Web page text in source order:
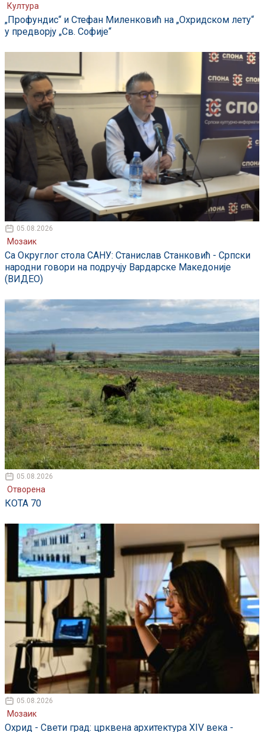
Култура
„Профундис“ и Стефан Миленковић на „Охридском лету“
у предворју „Св. Софије“
05.08.2026
Мозаик
Са Округлог стола САНУ: Станислав Станковић - Српски
народни говори на подручју Вардарске Македоније
(ВИДЕО)
05.08.2026
Отворена
КОТА 70
05.08.2026
Мозаик
Охрид - Свети град: црквена архитектура XIV века -